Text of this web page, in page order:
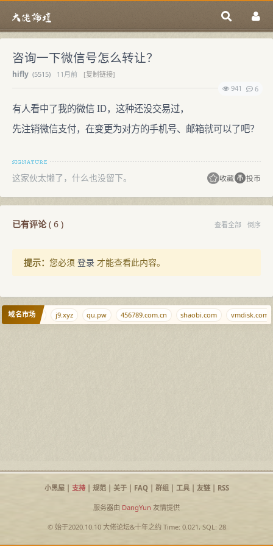
咨询一下微信号怎么转让？
hifly (5515) 11月前
[复制链接]
941
6
有人看中了我的微信 ID，这种还没交易过，
先注销微信支付，在变更为对方的手机号、邮箱就可以了吧？
这家伙太懒了，什么也没留下。 收藏 投币
已有评论( 6 ) 查看全部 倒序
提示： 您必须 登录 才能查看此内容。
域名市场
www.pm j9.xyz qu.pw 456789.com.cn shaobi.com vmdisk.com
小黑屋| 支持| 规范| 关于| FAQ| 群组| 工具| 友链| RSS
服务器由 DangYun 友情提供
© 始于2020.10.10 大佬论坛&十年之约Time: 0.021, SQL: 28